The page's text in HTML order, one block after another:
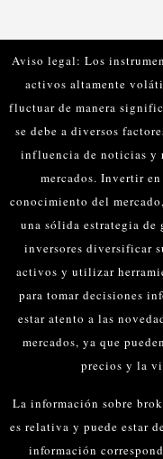
Aviso legal: Los
activos altamente
fluctuar de manera
se debe a diversos
influencia de noticias y
mercados. Invertir en
conocimiento del
una sólida estrategia de
inversores diversificar
activos y utilizar
para tomar decisiones
estar atento a las
mercados, ya que
precios y la
La información sobre
es relativa y puede estar
información